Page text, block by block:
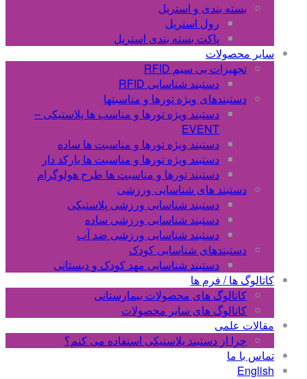
بسته بندی و استریل
رول استریل
پاکت بسته بندی استریل
سایر محصولات
تجهیزات بی سیم RFID
دستبند شناسایی RFID
دستبندهای ویژه تورها و مناسبتها
دستبند ویژه تورها و مناسب ها پلاستیکی –
EVENT
دستبند ویژه تورها و مناسبت ها ساده
دستبند ویژه تورها و مناسبت ها بارکد دار
دستبند تورها و مناسبت ها طرح هولوگرام
دستبند های شناسایی ورزشی
دستبند شناسایی ورزشی پلاستیکی
دستبند شناسایی ورزشی ساده
دستبند شناسایی ورزشی ضد آب
دستبندهای شناسایی کودک
دستبند شناسایی مهد کودک و دبستانی
کاتالوگ ها / فرم ها
کاتالوگ های محصولات بیمارستانی
کاتالوگ های سایر محصولات
مقالات علمی
چرا از دستبند پلاستیکی استفاده می کنم؟
تماس با ما
English